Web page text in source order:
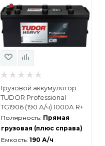
Грузовой аккумулятор
TUDOR Professional
TG1906 (190 А/ч) 1000А R+
Полярность: Прямая
грузовая (плюс справа)
Емкость: 190 А/ч